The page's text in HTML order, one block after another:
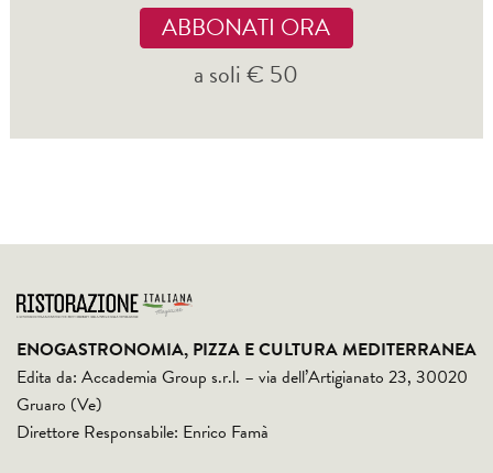
ABBONATI ORA
a soli € 50
ENOGASTRONOMIA, PIZZA E CULTURA MEDITERRANEA
Edita da: Accademia Group s.r.l. – via dell’Artigianato 23, 30020
Gruaro (Ve)
Direttore Responsabile: Enrico Famà